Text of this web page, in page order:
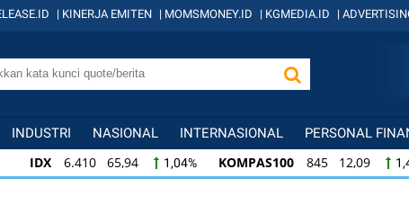
| KINERJA EMITEN | MOMSMONEY.ID | KGMEDIA.ID |
INDUSTRI NASIONAL INTERNASIONAL PERSONAL
IDX 6.410 65,94 1,04% KOMPAS100 845 12,09
KOMPAS100 845 12,09 1,45% LQ45 640 9,44